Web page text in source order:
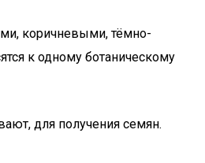
коричневыми, тёмно-
к одному ботаническому
для получения семян.